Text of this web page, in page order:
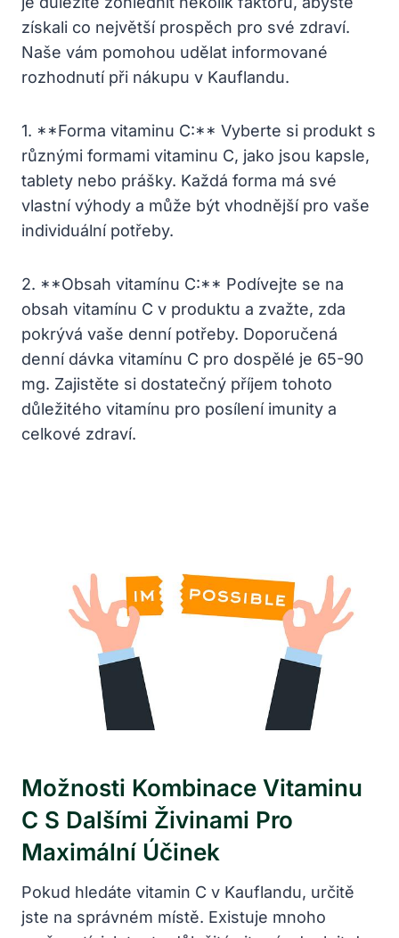
získali co největší prospěch pro své zdraví.
Naše vám pomohou udělat informované
rozhodnutí při nákupu v Kauflandu.
1. **Forma vitaminu C:** Vyberte si produkt s
různými formami vitaminu C, jako jsou kapsle,
tablety nebo prášky. Každá forma má své
vlastní výhody a může být vhodnější pro vaše
individuální potřeby.
2. **Obsah vitamínu C:** Podívejte se na
obsah vitamínu C v produktu a zvažte, zda
pokrývá vaše denní potřeby. Doporučená
denní dávka vitamínu C pro dospělé je 65-90
mg. Zajistěte si dostatečný příjem tohoto
důležitého vitamínu pro posílení imunity a
celkové zdraví.
Možnosti Kombinace Vitaminu
C S Dalšími Živinami Pro
Maximální Účinek
Pokud hledáte vitamin C v Kauflandu, určitě
jste na správném místě. Existuje mnoho